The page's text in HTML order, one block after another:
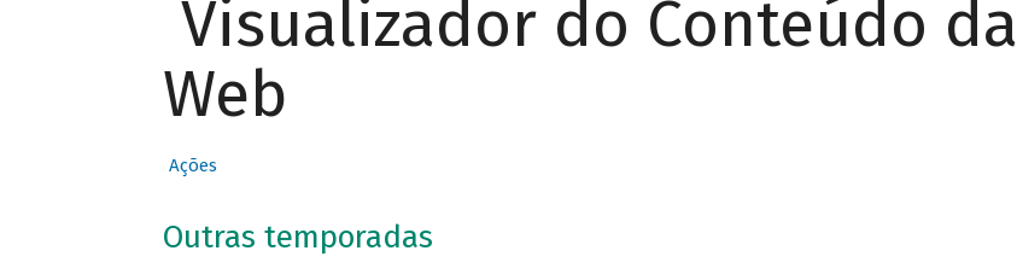
Visualizador do Conteúdo da
Web
Ações
Outras temporadas